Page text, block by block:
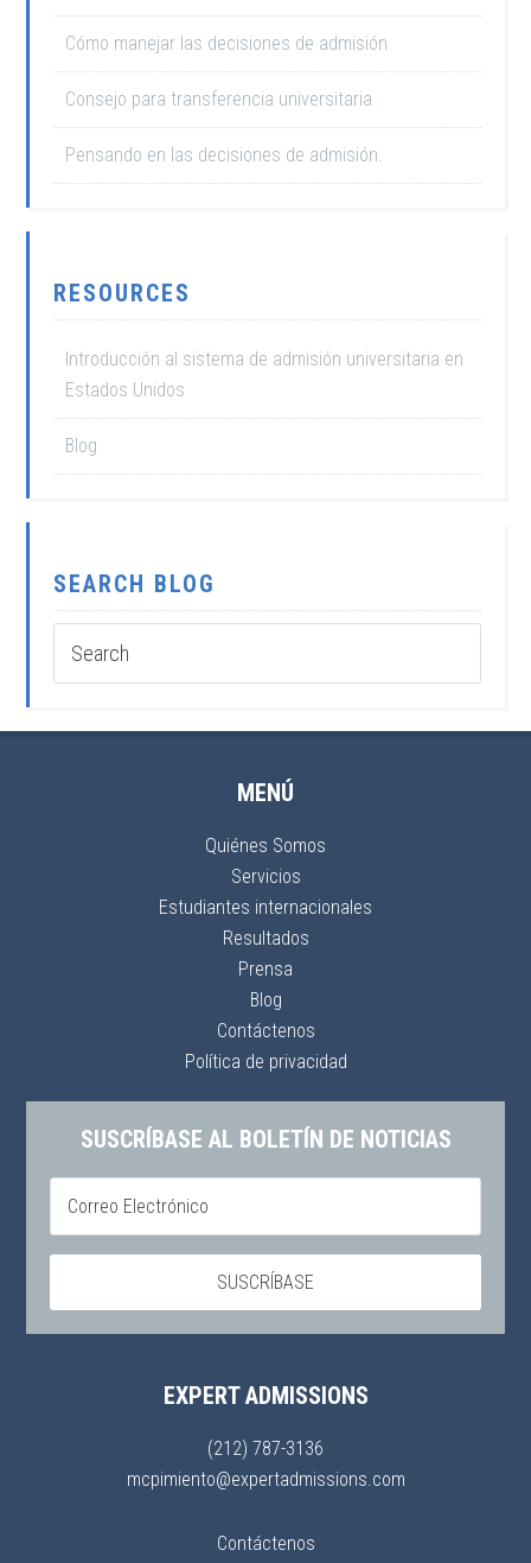
Cómo manejar las decisiones de admisión
Consejo para transferencia universitaria
Pensando en las decisiones de admisión.
RESOURCES
Introducción al sistema de admisión universitaria en
Estados Unidos
Blog
SEARCH BLOG
MENÚ
Quiénes Somos
Servicios
Estudiantes internacionales
Resultados
Prensa
Blog
Contáctenos
Política de privacidad
SUSCRÍBASE AL BOLETÍN DE NOTICIAS
EXPERT ADMISSIONS
(212) 787-3136
mcpimiento@expertadmissions.com
Contáctenos